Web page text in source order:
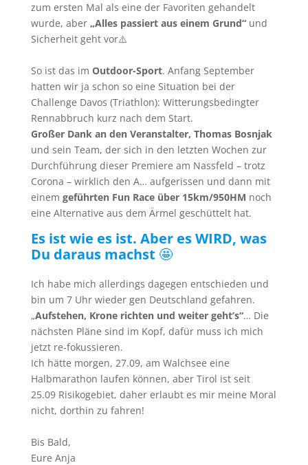
zum ersten Mal als eine der Favoriten gehandelt
wurde, aber „Alles passiert aus einem Grund“und
Sicherheit geht vor⚠️
So ist das im Outdoor-Sport. Anfang September
hatten wir ja schon so eine Situation bei der
Challenge Davos (Triathlon): Witterungsbedingter
Rennabbruch kurz nach dem Start.
Großer Dank an den Veranstalter, Thomas Bosnjak
und sein Team, der sich in den letzten Wochen zur
Durchführung dieser Premiere am Nassfeld – trotz
Corona – wirklich den A… aufgerissen und dann mit
einem geführten Fun Race über 15km/950HM noch
eine Alternative aus dem Ärmel geschüttelt hat.
Es ist wie es ist. Aber es WIRD, was
Du daraus machst 🤩
Ich habe mich allerdings dagegen entschieden und
bin um 7 Uhr wieder gen Deutschland gefahren.
„Aufstehen, Krone richten und weiter geht’s“… Die
nächsten Pläne sind im Kopf, dafür muss ich mich
jetzt re-fokussieren.
Ich hätte morgen, 27.09, am Walchsee eine
Halbmarathon laufen können, aber Tirol ist seit
25.09 Risikogebiet, daher erlaubt es mir meine Moral
nicht, dorthin zu fahren!
Bis Bald,
Eure Anja